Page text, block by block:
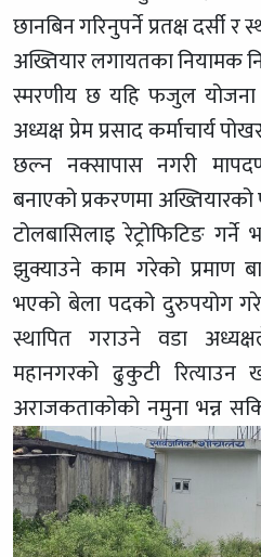
छानबिन गरिनुपर्ने प्रतक्ष दर्सी र
अख्तियार लगायतका नियामक
स्मरणीय छ यहि फजुल योजना
अध्यक्ष प्रेम प्रसाद कर्माचार्य
छल्न नक्सापास नगरी
बनाएको प्रकरणमा
टोलबासिलाइ रेट्रोफिटिङ
झुक्याउने काम गरेको प्रमाण
भएको बेला पदको दुरुपयोग
स्थापित गराउने वडा
महानगरको ढुकुटी रित्याउन
अराजकताकोको नमुना भन्न